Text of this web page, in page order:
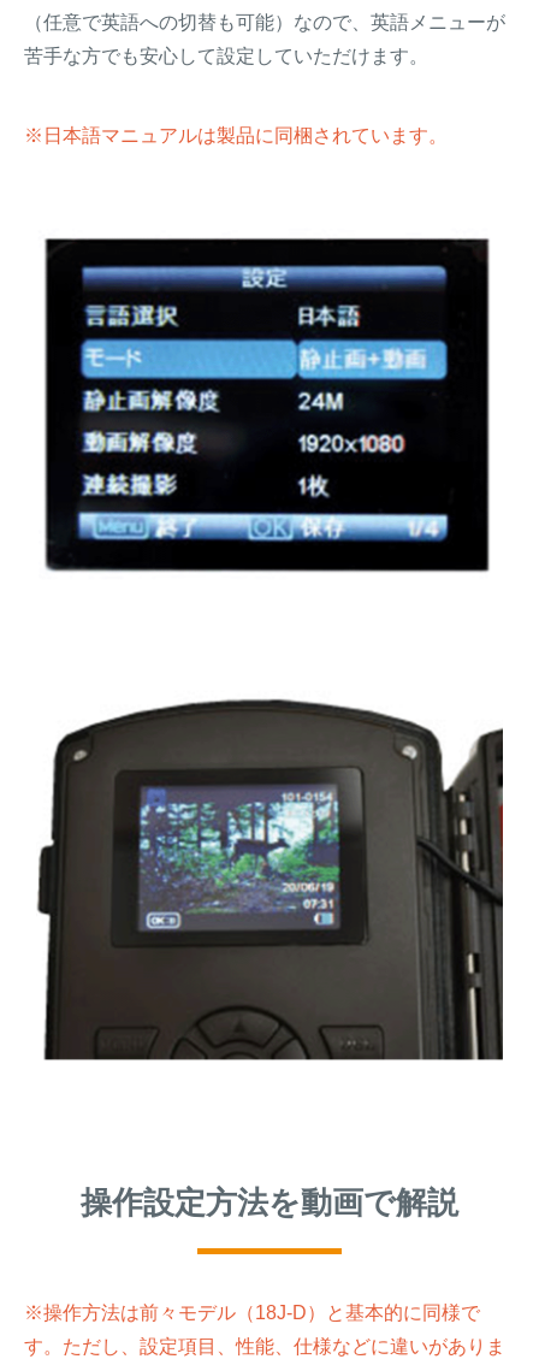
（任意で英語への切替も可能）なので、英語メニューが
苦手な方でも安心して設定していただけます。
※日本語マニュアルは製品に同梱されています。
操作設定方法を動画で解説
※操作方法は前々モデル（18J-D）と基本的に同様で
す。ただし、設定項目、性能、仕様などに違いがありま